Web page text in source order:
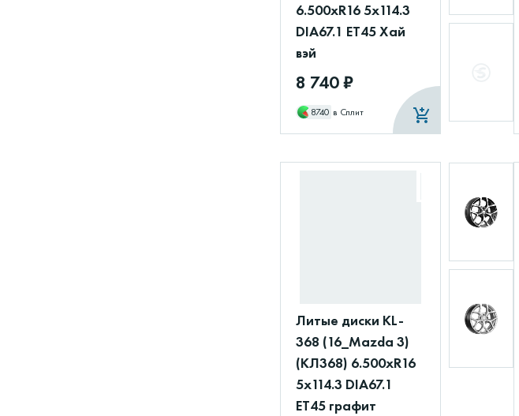
6.500xR16 5x114.3
DIA67.1 ET45 Хай
вэй
8 740 ₽
8740 в Сплит
Литые диски KL-
368 (16_Mazda 3)
(КЛ368) 6.500xR16
5x114.3 DIA67.1
ET45 графит